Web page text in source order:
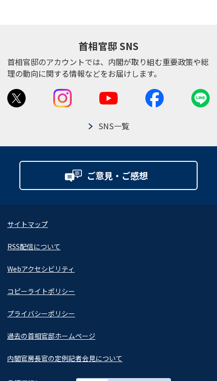
首相官邸 SNS
首相官邸のアカウントでは、内閣が取り組む重要政策や総
理の動向に関する情報などをお届けします。
SNS一覧
ご意見・ご感想
サイトマップ
RSS配信について
Webアクセシビリティ
コピーライトポリシー
プライバシーポリシー
過去の首相官邸ホームページ
内閣官房長官の定例記者会見について